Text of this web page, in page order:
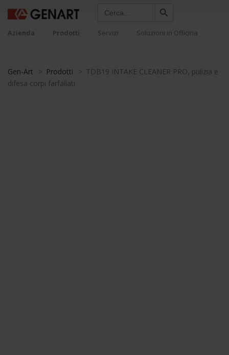
Azienda Prodotti Servizi Soluzioni in Officina
Gen-Art > Prodotti > TDB19 INTAKE CLEANER PRO, pulizia e
difesa corpi farfallati